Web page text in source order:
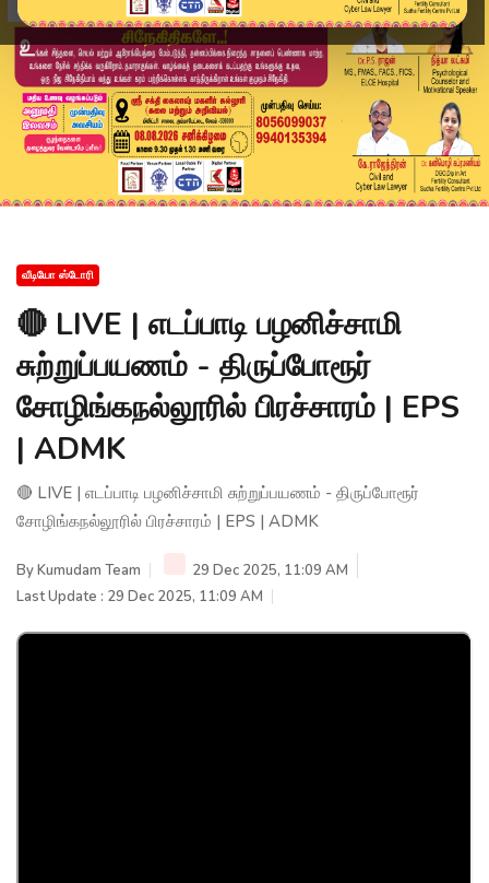
வீடியோ ஸ்டோரி
🔴 LIVE | எடப்பாடி பழனிச்சாமி
சுற்றுப்பயணம் - திருப்போரூர்
சோழிங்கநல்லூரில் பிரச்சாரம் | EPS
| ADMK
🔴 LIVE | எடப்பாடி பழனிச்சாமி சுற்றுப்பயணம் - திருப்போரூர்
சோழிங்கநல்லூரில் பிரச்சாரம் | EPS | ADMK
ByKumudam Team
29 Dec 2025, 11:09 AM
Last Update : 29 Dec 2025, 11:09 AM